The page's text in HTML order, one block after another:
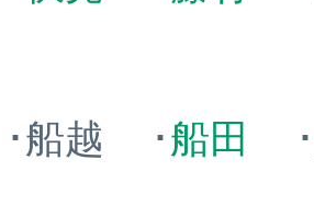
･船越 ･船田 ･